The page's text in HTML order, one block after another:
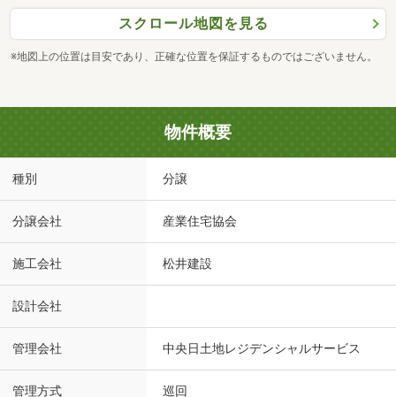
スクロール地図を見る
※地図上の位置は目安であり、正確な位置を保証するものではございません。
物件概要
種別 分譲
分譲会社 産業住宅協会
施工会社 松井建設
設計会社
管理会社 中央日土地レジデンシャルサービス
管理方式 巡回